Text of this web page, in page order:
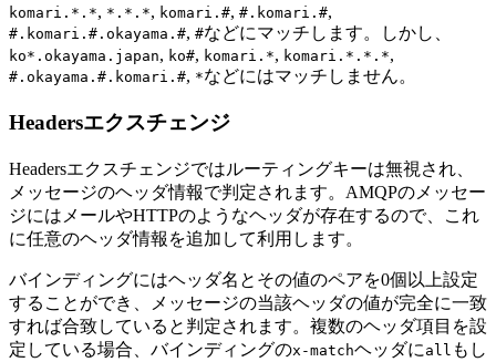
komari.*.*, *.*.*, komari.#, #.komari.#,
#.komari.#.okayama.#, #などにマッチします。しかし、
ko*.okayama.japan, ko#, komari.*, komari.*.*.*,
#.okayama.#.komari.#, *などにはマッチしません。
Headersエクスチェンジ
Headersエクスチェンジではルーティングキーは無視され、
メッセージのヘッダ情報で判定されます。AMQPのメッセー
ジにはメールやHTTPのようなヘッダが存在するので、これ
に任意のヘッダ情報を追加して利用します。
バインディングにはヘッダ名とその値のペアを0個以上設定
することができ、メッセージの当該ヘッダの値が完全に一致
すれば合致していると判定されます。複数のヘッダ項目を設
定している場合、バインディングのx-matchヘッダに all もし